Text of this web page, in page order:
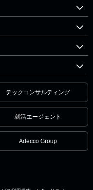
テックコンサルティング
就活エージェント
Adecco Group